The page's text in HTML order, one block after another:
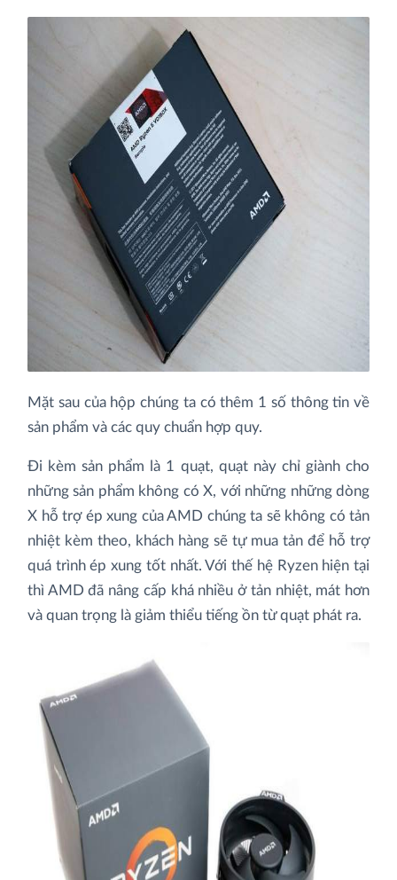
Mặt sau của hộp chúng ta có thêm 1 số thông tin về
sản phẩm và các quy chuẩn hợp quy.
Đi kèm sản phẩm là 1 quạt, quạt này chỉ giành cho
những sản phẩm không có X, với những những dòng
X hỗ trợ ép xung của AMD chúng ta sẽ không có tản
nhiệt kèm theo, khách hàng sẽ tự mua tản để hỗ trợ
quá trình ép xung tốt nhất. Với thế hệ Ryzen hiện tại
thì AMD đã nâng cấp khá nhiều ở tản nhiệt, mát hơn
và quan trọng là giảm thiểu tiếng ồn từ quạt phát ra.